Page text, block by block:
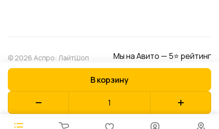
В корзину
© 2026 Аспро: ЛайтШоп Мы на Авито — 5⭐ рейтинг
Оферта
Разработано в